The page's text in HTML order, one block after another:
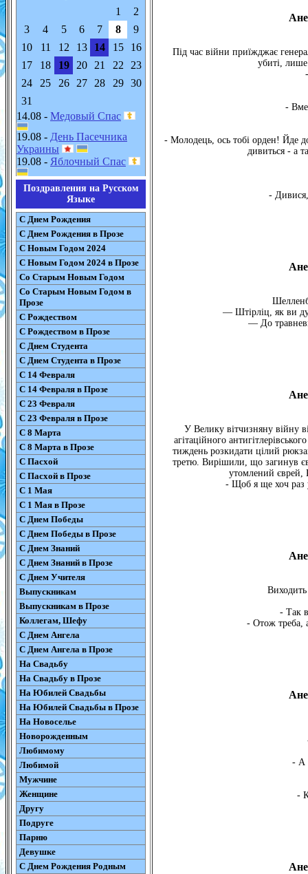
1
2
3
4 5 6 7 8
9
10
11 12 13 14 15
16
17
18 19 20 21 22
23
24
25 26 27 28 29
30
31
14.08 - Медовый Спас
19.08 - День Пасечника
Украины
19.08 - Яблочный Спас
Поздравления на Русском
Языке
С Днем Рождения
С Днем Рождения в Прозе
С Новым Годом 2024
С Новым Годом 2024 в Прозе
Со Старым Новым Годом
Со Старым Новым Годом в
Прозе
С Рождеством
С Рождеством в Прозе
С Днем Студента
С Днем Студента в Прозе
С 14 Февраля
С 14 Февраля в Прозе
С 23 Февраля
С 23 Февраля в Прозе
С 8 Марта
С 8 Марта в Прозе
С Пасхой
С Пасхой в Прозе
С 1 Мая
С 1 Мая в Прозе
С Днем Победы
С Днем Победы в Прозе
С Днем Знаний
С Днем Знаний в Прозе
С Днем Учителя
Выпускникам
Выпускникам в Прозе
Коллегам, Шефу
С Днем Ангела
С Днем Ангела в Прозе
На Свадьбу
На Свадьбу в Прозе
На Юбилей Свадьбы
На Юбилей Свадьбы в Прозе
На Новоселье
Новорожденным
Любимому
Любимой
Мужчине
Женщине
Другу
Подруге
Парню
Девушке
С Днем Рождения Родным
Під час війни приїжджає
убиті,
-
- Молодець, ось тобі орден! Йде
дивиться - а
-
— Штірліц, як ви
— До
У Велику вітчизняну війну
агітаційного
тиждень розкидати цілий
третю. Вирішили, що загинув
утомлений єврей,
- Щоб я ще хоч раз
- Так
- Отож треба,
- А
-